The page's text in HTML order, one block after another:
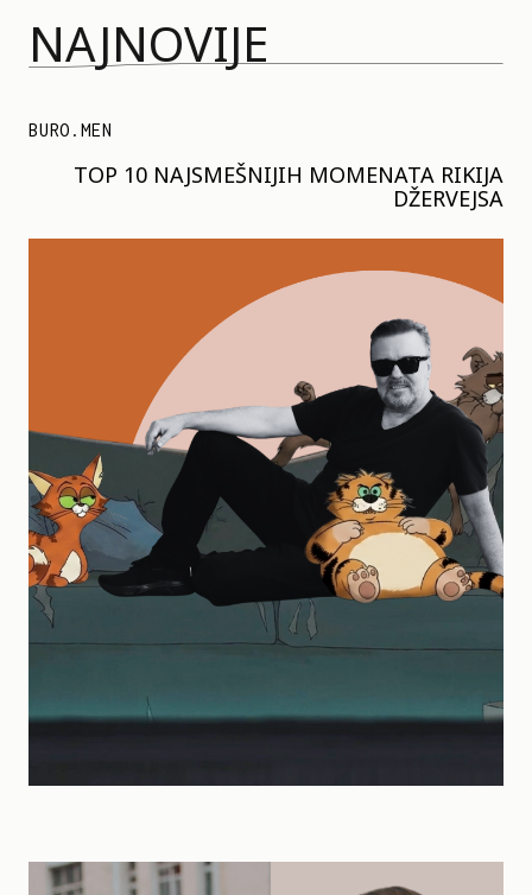
NAJNOVIJE
BURO.MEN
TOP 10 NAJSMEŠNIJIH MOMENATA RIKIJA
DŽERVEJSA